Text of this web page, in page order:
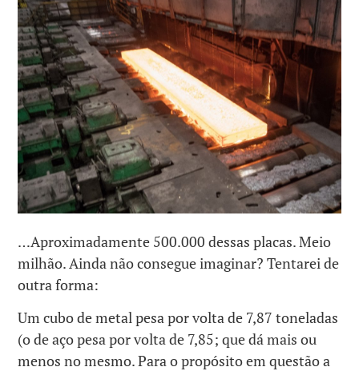
…Aproximadamente 500.000 dessas placas. Meio
milhão. Ainda não consegue imaginar? Tentarei de
outra forma:
Um cubo de metal pesa por volta de 7,87 toneladas
(o de aço pesa por volta de 7,85; que dá mais ou
menos no mesmo. Para o propósito em questão a